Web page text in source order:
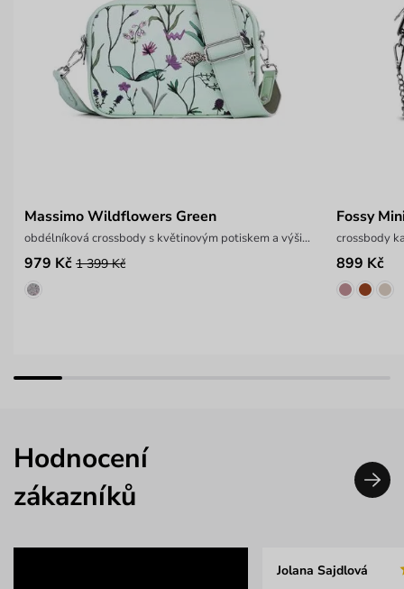
Massimo Wildflowers Green
obdélníková crossbody s květinovým potiskem a výšivkou
979 Kč 1 399 Kč
Fossy
crossbody
899 Kč
Hodnocení
zákazníků
Jolana Sajdlová